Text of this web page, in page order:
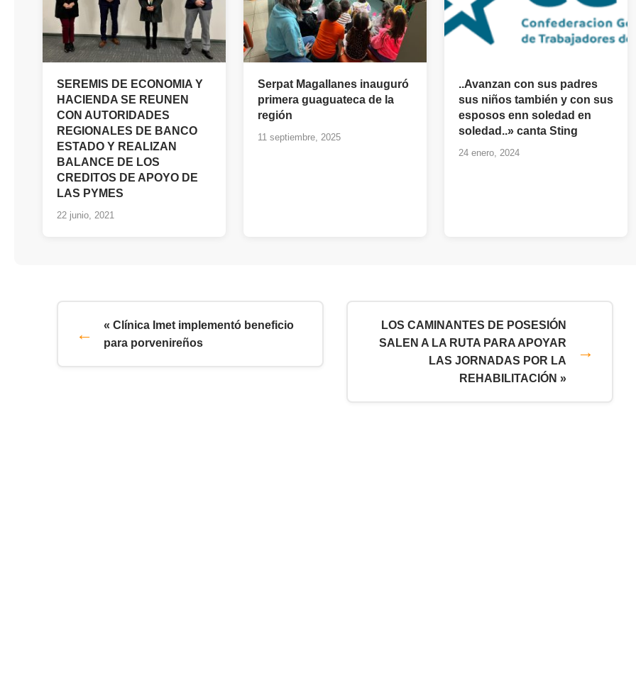
SEREMIS DE ECONOMIA Y
HACIENDA SE REUNEN
CON AUTORIDADES
REGIONALES DE BANCO
ESTADO Y REALIZAN
BALANCE DE LOS
CREDITOS DE APOYO DE
LAS PYMES
22 junio, 2021
Serpat Magallanes inauguró
primera guaguateca de la
región
11 septiembre, 2025
..Avanzan con sus padres
sus niños también y con sus
esposos enn soledad en
soledad..» canta Sting
24 enero, 2024
« Clínica Imet implementó beneficio
para porvenireños
LOS CAMINANTES DE POSESIÓN
SALEN A LA RUTA PARA APOYAR
LAS JORNADAS POR LA
REHABILITACIÓN »